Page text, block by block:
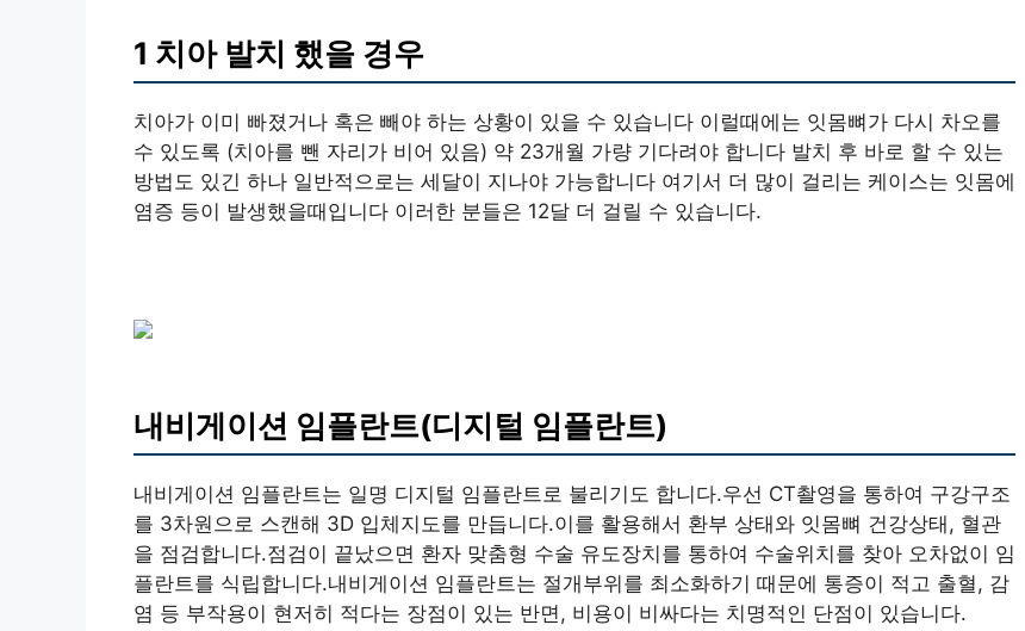
1 치아 발치 했을 경우
치아가 이미 빠졌거나 혹은 빼야 하는 상황이 있을 수 있습니다 이럴때에는 잇몸뼈가 다시 차오를
수 있도록 (치아를 뺀 자리가 비어 있음) 약 23개월 가량 기다려야 합니다 발치 후 바로 할 수 있는
방법도 있긴 하나 일반적으로는 세달이 지나야 가능합니다 여기서 더 많이 걸리는 케이스는 잇몸에
염증 등이 발생했을때입니다 이러한 분들은 12달 더 걸릴 수 있습니다.
내비게이션 임플란트(디지털 임플란트)
내비게이션 임플란트는 일명 디지털 임플란트로 불리기도 합니다.우선 CT촬영을 통하여 구강구조
를 3차원으로 스캔해 3D 입체지도를 만듭니다.이를 활용해서 환부 상태와 잇몸뼈 건강상태, 혈관
을 점검합니다.점검이 끝났으면 환자 맞춤형 수술 유도장치를 통하여 수술위치를 찾아 오차없이 임
플란트를 식립합니다.내비게이션 임플란트는 절개부위를 최소화하기 때문에 통증이 적고 출혈, 감
염 등 부작용이 현저히 적다는 장점이 있는 반면, 비용이 비싸다는 치명적인 단점이 있습니다.